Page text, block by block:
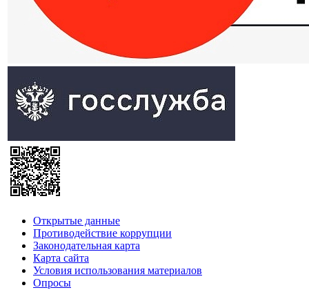
Открытые данные
Противодействие коррупции
Законодательная карта
Карта сайта
Условия использования материалов
Опросы